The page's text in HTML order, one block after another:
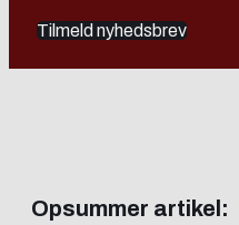
Tilmeld nyhedsbrev
Opsummer artikel: